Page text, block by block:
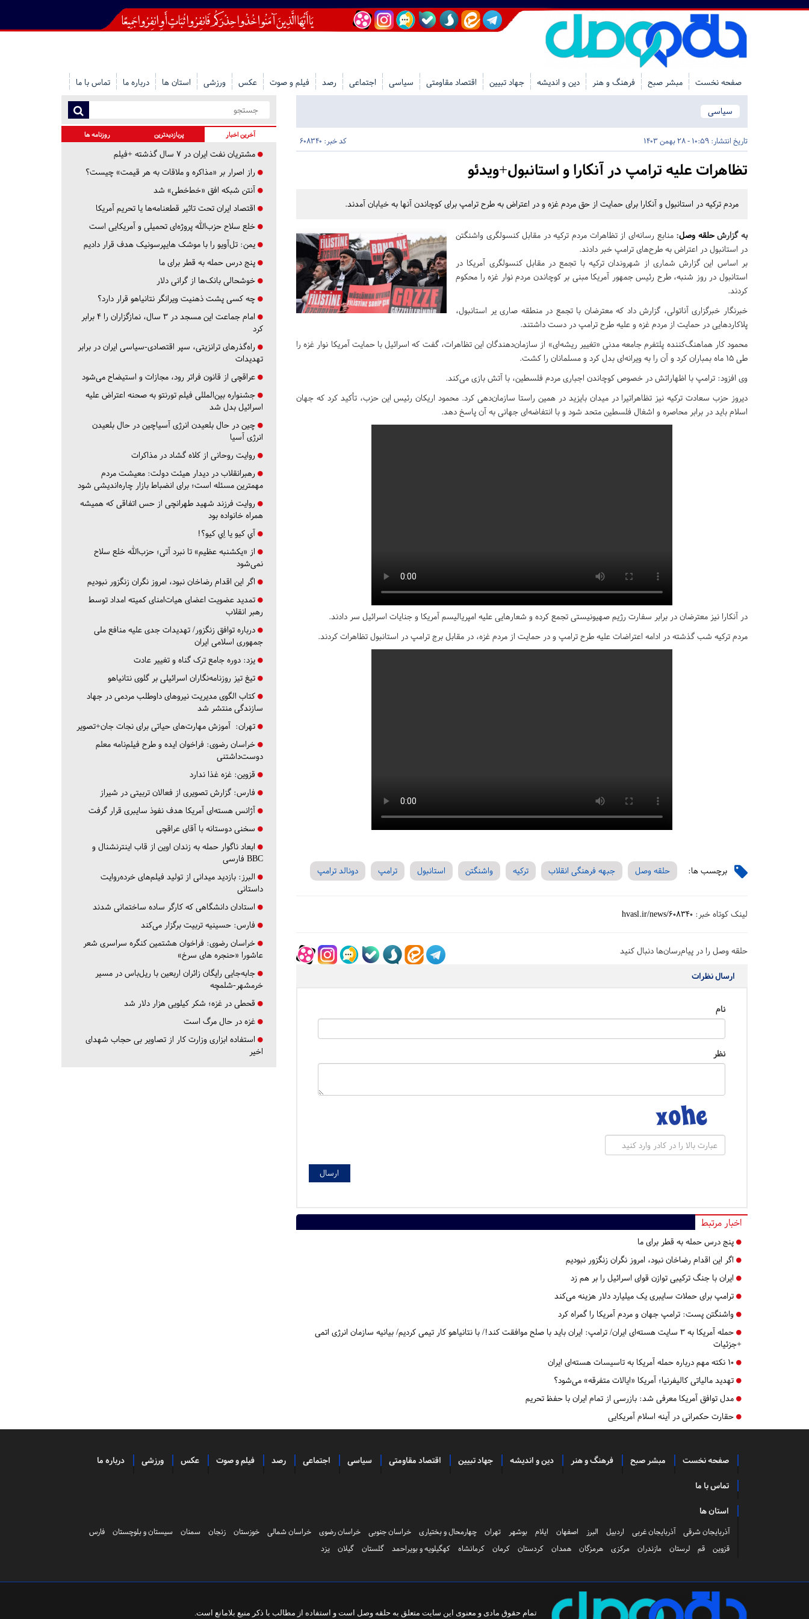
صفحه نخست مبشر صبح فرهنگ و هنر دین و اندیشه جهاد تبیین اقتصاد مقاومتی سیاسی اجتماعی رصد فیلم و صوت عکس ورزشی استان ها درباره ما تماس با ما
سیاسی
تاریخ انتشار: 10:59 - 28 بهمن 1403 کد خبر: 608340
تظاهرات علیه ترامپ در آنکارا و استانبول+ویدئو
مردم ترکیه در استانبول و آنکارا برای حمایت از حق مردم غزه و در اعتراض به طرح ترامپ برای کوچاندن آنها به خیابان آمدند.
به گزارشحلقه وصل: منابع رسانه‌ای از تظاهرات مردم ترکیه در مقابل کنسولگری واشنگتن
در استانبول در اعتراض به طرح‌های ترامپ خبر دادند.
بر اساس این گزارش شماری از شهروندان ترکیه با تجمع در مقابل کنسولگری آمریکا در
استانبول در روز شنبه، طرح رئیس جمهور آمریکا مبنی بر کوچاندن مردم نوار غزه را محکوم
کردند.
خبرنگار خبرگزاری آناتولی، گزارش داد که معترضان با تجمع در منطقه صاری یر استانبول،
پلاکاردهایی در حمایت از مردم غزه و علیه طرح ترامپ در دست داشتند.
محمود کار هماهنگ‌کننده پلتفرم جامعه مدنی «تغییر ریشه‌ای» از سازمان‌دهندگان این تظاهرات، گفت که اسرائیل با حمایت آمریکا نوار غزه را
طی 15 ماه بمباران کرد و آن را به ویرانه‌ای بدل کرد و مسلمانان را کشت.
وی افزود: ترامپ با اظهاراتش در خصوص کوچاندن اجباری مردم فلسطین، با آتش‌ بازی می‌کند.
دیروز حزب سعادت ترکیه نیز تظاهراتیرا در میدان بایزید در همین راستا سازمان‌دهی کرد. محمود اریکان رئیس این حزب، تأکید کرد که جهان
اسلام باید در برابر محاصره و اشغال فلسطین متحد شود و با انتفاضه‌ای جهانی به آن پاسخ دهد.
در آنکارا نیز معترضان در برابر سفارت رژیم صهیونیستی تجمع کرده و شعارهایی علیه امپریالیسم آمریکا و جنایات اسرائیل سر دادند.
مردم ترکیه شب گذشته در ادامه اعتراضات علیه طرح ترامپ و در حمایت از مردم غزه، در مقابل برج ترامپ در استانبول تظاهرات کردند.
برچسب ها: حلقه وصل جبهه فرهنگی انقلاب ترکیه واشنگتن استانبول ترامپ دونالد ترامپ
لینک کوتاه خبر: hvasl.ir/news/608340
حلقه وصل را در پیام‌رسان‌ها دنبال کنید
ارسال نظرات
نام
نظر
اخبار مرتبط
پنج درس‌ حمله به قطر برای ما
اگر این اقدام رضاخان نبود، امروز نگران زنگزور نبودیم
ایران با جنگ ترکیبی توازن قوای اسرائیل را بر هم زد
ترامپ برای حملات سایبری یک میلیارد دلار هزینه می‌کند
واشنگتن پست: ترامپ جهان و مردم آمریکا را گمراه کرد
حمله آمریکا به ۳ سایت هسته‌ای ایران/ ترامپ: ایران باید با صلح موافقت کند!/ با نتانیاهو کار تیمی کردیم/ بیانیه سازمان انرژی اتمی
+جزئیات
۱۰ نکته مهم درباره حمله آمریکا به تاسیسات هسته‌ای ایران
تهدید مالیاتی کالیفرنیا؛ آمریکا «ایالات متفرقه» می‌شود؟
مدل توافق آمریکا معرفی شد: بازرسی از تمام ایران با حفظ تحریم
حقارت حکمرانی در آینه اسلام آمریکایی
آخرین اخبار پربازدیدترین روزنامه ها
مشتریان نفت ایران در ۷ سال گذشته +فیلم
راز اصرار بر «مذاکره و ملاقات به هر قیمت» چیست؟
آنتن شبکه افق «خط‌خطی» شد
اقتصاد ایران تحت تاثیر قطعنامه‌ها یا تحریم‌ آمریکا
خلع سلاح حزب‌الله پروژه‌ای تحمیلی و آمریکایی است
یمن: تل‌آویو را با موشک هایپرسونیک هدف قرار دادیم
پنج درس‌ حمله به قطر برای ما
خوشحالی بانک‌ها از گرانی دلار
چه کسی پشت ذهنیت ویرانگر نتانیاهو قرار دارد؟
امام جماعت این مسجد در ۳ سال، نمازگزاران را ۴ برابر
کرد
راه‌گذرهای ترانزیتی، سپر اقتصادی-سیاسی ایران در برابر
تهدیدات
عراقچی از قانون فراتر رود، مجازات و استیضاح می‌شود
جشنواره بین‌المللی فیلم تورنتو به صحنه اعتراض علیه
اسرائیل بدل شد
چین در حال بلعیدن انرژی آسیاچین در حال بلعیدن
انرژی آسیا
روایت روحانی از کلاه گشاد در مذاکرات
رهبرانقلاب در دیدار هیئت دولت: معیشت مردم
مهمترین مسئله است؛ برای انضباط بازار چاره‌اندیشی شود
روایت فرزند شهید طهرانچی از حس اتفاقی که همیشه
همراه خانواده بود
آي كيو يا اِي كيو؟!
از «یکشنبه عظیم» تا نبرد آتی؛ حزب‌الله خلع سلاح
نمی‌شود
اگر این اقدام رضاخان نبود، امروز نگران زنگزور نبودیم
تمدید عضویت اعضای هیات‌امنای کمیته امداد توسط
رهبر انقلاب
درباره توافق زنگزور/ تهدیدات جدی علیه منافع ملی
جمهوری اسلامی ایران
یزد: دوره جامع ترک گناه و تغییر عادت
تیغ تیز روزنامه‌نگاران اسرائیلی بر گلوی نتانیاهو
کتاب الگوی مدیریت نیروهای داوطلب مردمی در جهاد
سازندگی منتشر شد
تهران: آموزش مهارت‌های حیاتی برای نجات جان+تصویر
خراسان رضوی: فراخوان ایده و طرح فیلم‌نامه معلم
دوست‌داشتنی
قزوین: غزه غذا ندارد
فارس: گزارش تصویری از فعالان تربیتی در شیراز
آژانس هسته‌ای آمریکا هدف نفوذ سایبری قرار گرفت
سخنی دوستانه با آقای عراقچی
ابعاد ناگوار حمله به زندان اوین از قاب اینترنشنال و
BBC فارسی
البرز: بازدید میدانی از تولید فیلم‌های خرده‌روایت
داستانی
استادان دانشگاهی که کارگر ساده ساختمانی شدند
فارس: حسینیه تربیت برگزار می‌کند
خراسان رضوی: فراخوان هشتمین کنگره سراسری شعر
عاشورا «حنجره های سرخ»
جابه‌جایی رایگان زائران اربعین با ریل‌باس در مسیر
خرمشهر-شلمچه
قحطی در غزه؛ شکر کیلویی هزار دلار شد
غزه در حال مرگ است
استفاده ابزاری وزارت کار از تصاویر بی حجاب شهدای
اخیر
صفحه نخست مبشر صبح فرهنگ و هنر دین و اندیشه جهاد تبیین اقتصاد مقاومتی سیاسی اجتماعی رصد فیلم و صوت عکس ورزشی درباره ما
تماس با ما
استان ها
آذربایجان شرقی آذربایجان غربی اردبیل البرز اصفهان ایلام بوشهر تهران چهارمحال و بختیاری خراسان جنوبی خراسان رضوی خراسان شمالی خوزستان زنجان سمنان سیستان و بلوچستان
فارس
قزوین
قم لرستان مازندران مرکزی هرمزگان همدان کردستان کرمان کرمانشاه کهگیلویه و بویراحمد گلستان گیلان یزد
تمام حقوق مادی و معنوی این سایت متعلق به حلقه وصل است و استفاده از مطالب با ذکر منبع بلامانع است.